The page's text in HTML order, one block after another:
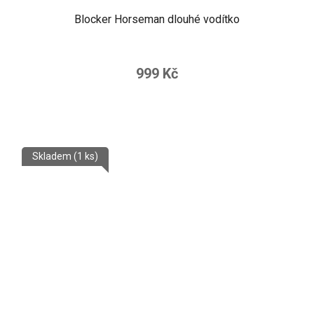
Blocker Horseman dlouhé vodítko
999 Kč
Skladem (1 ks)